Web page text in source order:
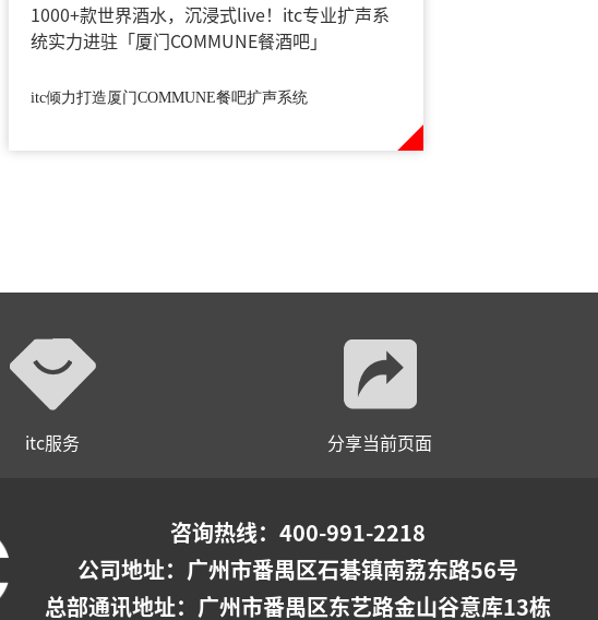
1000+款世界酒水，沉浸式live！itc专业扩声系
统实力进驻「厦门COMMUNE餐酒吧」
itc倾力打造厦门COMMUNE餐吧扩声系统
itc服务 分享当前页面
咨询热线：400-991-2218
公司地址：广州市番禺区石碁镇南荔东路56号
总部通讯地址：广州市番禺区东艺路金山谷意库13栋